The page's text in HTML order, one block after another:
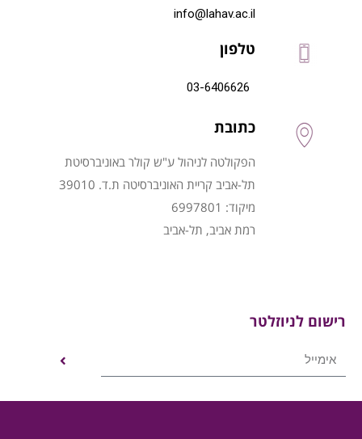
info@lahav.ac.il
טלפון
03-6406626
כתובת
הפקולטה לניהול ע"ש קולר באוניברסיטת
תל-אביב קריית האוניברסיטה ת.ד. 39010
מיקוד: 6997801
רמת אביב, תל-אביב
רישום לניוזלטר